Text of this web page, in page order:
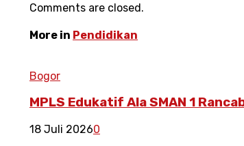
Comments are closed.
More in Pendidikan
Bogor
MPLS Edukatif Ala SMAN 1
18 Juli 20260